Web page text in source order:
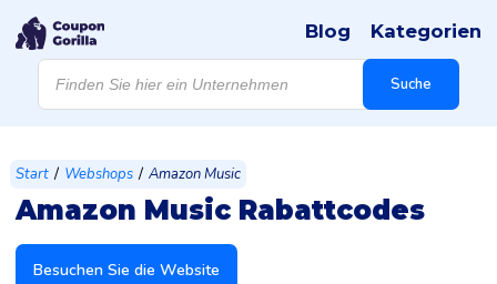
Products
search Suche
Blog Kategorien
Start / Webshops / Amazon Music
Amazon Music Rabattcodes
Besuchen Sie die Website